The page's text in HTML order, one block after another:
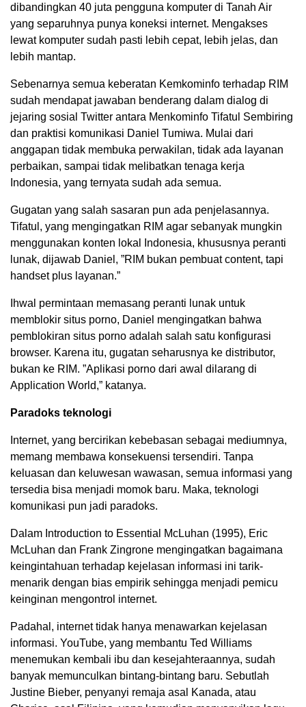
dibandingkan 40 juta pengguna komputer di Tanah Air
yang separuhnya punya koneksi internet. Mengakses
lewat komputer sudah pasti lebih cepat, lebih jelas, dan
lebih mantap.
Sebenarnya semua keberatan Kemkominfo terhadap RIM
sudah mendapat jawaban benderang dalam dialog di
jejaring sosial Twitter antara Menkominfo Tifatul Sembiring
dan praktisi komunikasi Daniel Tumiwa. Mulai dari
anggapan tidak membuka perwakilan, tidak ada layanan
perbaikan, sampai tidak melibatkan tenaga kerja
Indonesia, yang ternyata sudah ada semua.
Gugatan yang salah sasaran pun ada penjelasannya.
Tifatul, yang mengingatkan RIM agar sebanyak mungkin
menggunakan konten lokal Indonesia, khususnya peranti
lunak, dijawab Daniel, ”RIM bukan pembuat content, tapi
handset plus layanan.”
Ihwal permintaan memasang peranti lunak untuk
memblokir situs porno, Daniel mengingatkan bahwa
pemblokiran situs porno adalah salah satu konfigurasi
browser. Karena itu, gugatan seharusnya ke distributor,
bukan ke RIM. ”Aplikasi porno dari awal dilarang di
Application World,” katanya.
Paradoks teknologi
Internet, yang bercirikan kebebasan sebagai mediumnya,
memang membawa konsekuensi tersendiri. Tanpa
keluasan dan keluwesan wawasan, semua informasi yang
tersedia bisa menjadi momok baru. Maka, teknologi
komunikasi pun jadi paradoks.
Dalam Introduction to Essential McLuhan (1995), Eric
McLuhan dan Frank Zingrone mengingatkan bagaimana
keingintahuan terhadap kejelasan informasi ini tarik-
menarik dengan bias empirik sehingga menjadi pemicu
keinginan mengontrol internet.
Padahal, internet tidak hanya menawarkan kejelasan
informasi. YouTube, yang membantu Ted Williams
menemukan kembali ibu dan kesejahteraannya, sudah
banyak memunculkan bintang-bintang baru. Sebutlah
Justine Bieber, penyanyi remaja asal Kanada, atau